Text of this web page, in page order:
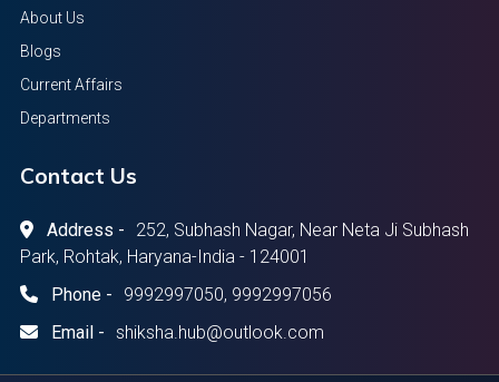
About Us
Blogs
Current Affairs
Departments
Contact Us
Address -
252, Subhash Nagar, Near Neta Ji Subhash
Park, Rohtak, Haryana-India - 124001
Phone -
9992997050, 9992997056
Email - shiksha.hub@outlook.com